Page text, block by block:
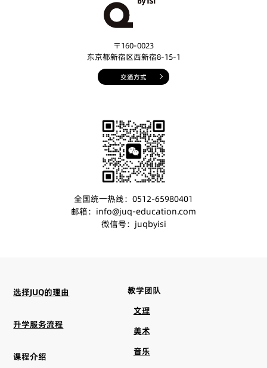
〒160-0023
东京都新宿区西新宿8-15-1
交通方式
全国统一热线：0512-65980401
邮箱：info@juq-education.com
微信号：juqbyisi
选择JUQ的理由
升学服务流程
课程介绍
教学团队
文理
美术
音乐